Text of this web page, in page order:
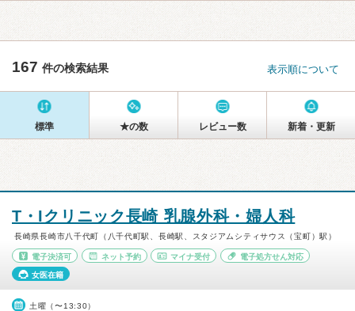
167 件の検索結果 表示順について
標準 ★の数 レビュー数 新着・更新
T・Iクリニック長崎 乳腺外科・婦人科
長崎県長崎市八千代町（八千代町駅、長崎駅、スタジアムシティサウス（宝町）駅）
電子決済可 ネット予約 マイナ受付 電子処方せん対応
女医在籍
土曜（〜13:30）